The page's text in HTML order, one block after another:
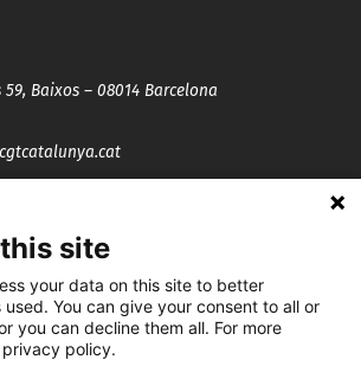
Baixos – 08014 Barcelona
site
your data on this site to better
You can give your consent to all or
you can decline them all. For more
policy.